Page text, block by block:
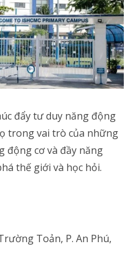
đẩy tư duy năng động
trong vai trò của những
động cơ và đầy năng
thế giới và học hỏi.
Toản, P. An Phú,